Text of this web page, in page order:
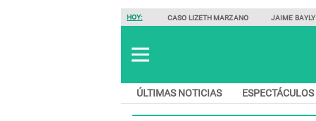
HOY: CASO LIZETH MARZANO JAIME BAYLY
ÚLTIMAS NOTICIAS ESPECTÁCULOS